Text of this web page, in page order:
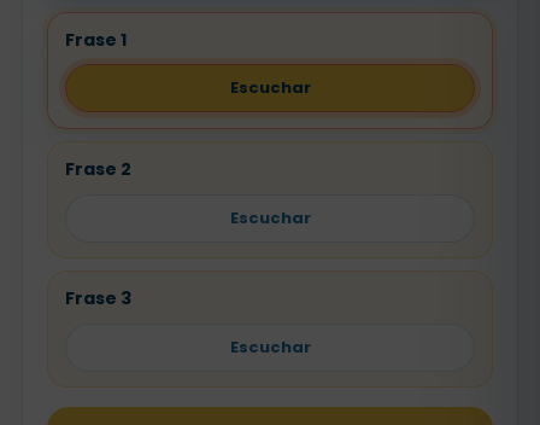
Frase 1
Escuchar
Frase 2
Escuchar
Frase 3
Escuchar